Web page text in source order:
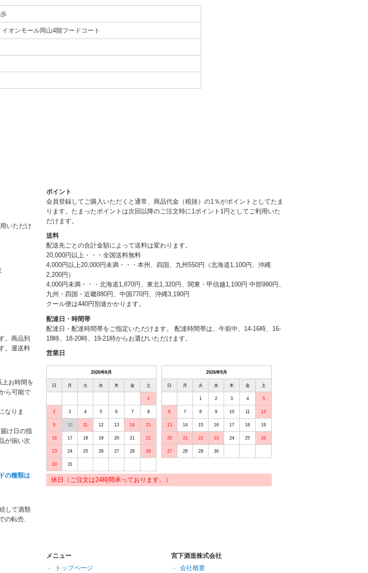
オンモール岡山4階フードコート
いただけ
。商品到
。運送料
お時間を
ら可能で
なりま
け日の指
が揃い次
の種類は
して酒類
の転売、
ポイント
会員登録してご購入いただくと通常、商品代金（税抜）の1％がポイントとしてたま
ります。たまったポイントは次回以降のご注文時に1ポイント1円としてご利用いた
だけます。
送料
配送先ごとの合計金額によって送料は変わります。
20,000円以上・・・全国送料無料
4,000円以上20,000円未満・・・本州、四国、九州550円（北海道1,100円、沖縄
2,200円）
4,000円未満・・・北海道1,870円、東北1,320円、関東・甲信越1,100円 中部990円、
九州・四国・近畿880円、中国770円、沖縄3,190円
クール便は440円別途かかります。
配達日・時間帯
配達日・配達時間帯をご指定いただけます。 配達時間帯は、午前中、14-16時、16-
18時、18-20時、19-21時からお選びいただけます。
営業日
2026年8月
日 月 火 水 木 金 土
1
2 3 4 5 6 7 8
9 10 11 12 13 14 15
16 17 18 19 20 21 22
23 24 25 26 27 28 29
30 31
2026年9月
日 月 火 水 木 金 土
1 2 3 4 5
6 7 8 9 10 11 12
13 14 15 16 17 18 19
20 21 22 23 24 25 26
27 28 29 30
休日（ご注文は24時間承っております。）
メニュー
トップページ
宮下酒造株式会社
会社概要